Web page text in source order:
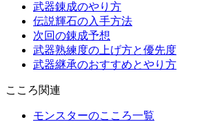
武器錬成のやり方
伝説輝石の入手方法
次回の錬成予想
武器熟練度の上げ方と優先度
武器継承のおすすめとやり方
こころ関連
モンスターのこころ一覧